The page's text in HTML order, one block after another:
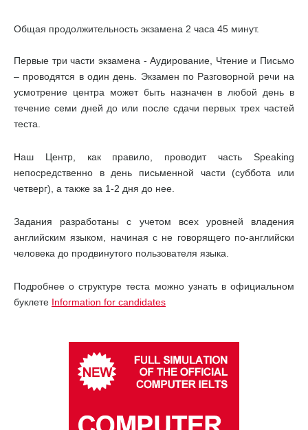
Общая продолжительность экзамена 2 часа 45 минут.
Первые три части экзамена - Аудирование, Чтение и Письмо
– проводятся в один день. Экзамен по Разговорной речи на
усмотрение центра может быть назначен в любой день в
течение семи дней до или после сдачи первых трех частей
теста.
Наш Центр, как правило, проводит часть Speaking
непосредственно в день письменной части (суббота или
четверг), а также за 1-2 дня до нее.
Задания разработаны с учетом всех уровней владения
английским языком, начиная с не говорящего по-английски
человека до продвинутого пользователя языка.
Подробнее о структуре теста можно узнать в официальном
буклете Information for candidates